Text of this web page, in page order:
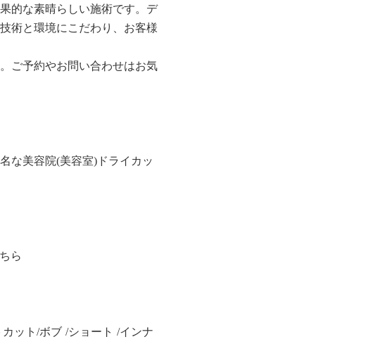
的な素晴らしい施術です。デ
術と環境にこだわり、お客様
ご予約やお問い合わせはお気
な美容院(美容室)ドライカッ
ら
ット/ボブ /ショート /インナ